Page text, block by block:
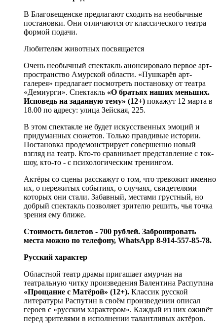
В Благовещенске предлагают сходить на необычные
постановки. Они отличаются от классического театра
формой подачи.
Любителям животных посвящается
Очень необычный спектакль анонсировало первое арт-
пространство Амурской области. «Пушкарёв арт-
галерея» предлагает посмотреть постановку от театра
«Демиурги». Спектакль «О братьях наших меньших.
Исповедь на заданную тему» (12+) покажут 12 марта в
18.00 по адресу: улица Зейская, 225.
В этом спектакле не будет искусственных эмоций и
придуманных сюжетов. Только правдивые истории.
Постановка продемонстрирует совершенно новый
взгляд на театр. Кто-то сравнивает представление с ток-
шоу, кто-то - с психологическим тренингом.
Актёры со сцены расскажут о том, что тревожит именно
их, о пережитых событиях, о случаях, свидетелями
которых они стали. Забавный, местами грустный, но
добрый спектакль позволяет зрителю решить, чья точка
зрения ему ближе.
Стоимость билетов - 700 рублей. Забронировать
места можно по телефону, WhatsApp 8-914-557-85-78.
Русский характер
Областной театр драмы пригашает амурчан на
театральную читку произведения Валентина Распутина
«Прощание с Матёрой» (12+). Классик русской
литературы Распутин в своём произведении описал
героев с «русским характером». Каждый из них оживёт
перед зрителями в исполнении талантливых актёров.